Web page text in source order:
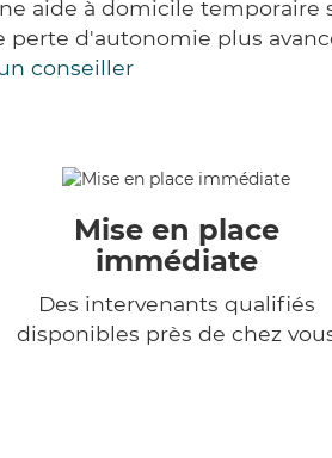
aide à domicile
d'autonomie plus
conseiller
Mise en place
immédiate
Des intervenants qualifiés
disponibles près de chez